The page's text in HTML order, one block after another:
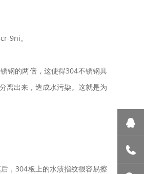
9ni。
钢的两倍，这使得304不锈钢具
离出来，造成水污染。这就是为
，304板上的水渍指纹很容易擦